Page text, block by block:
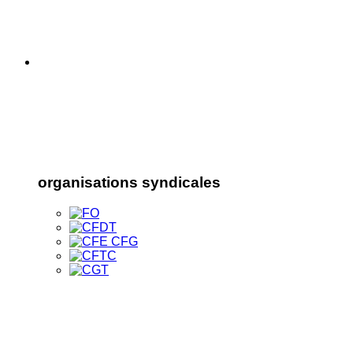
organisations syndicales